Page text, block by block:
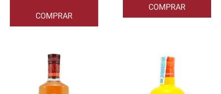
COMPRAR
COMPRAR